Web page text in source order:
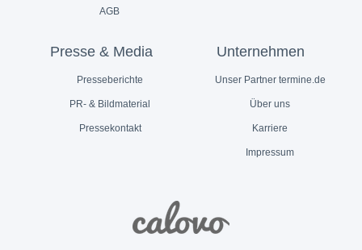
AGB
Presse & Media
Presseberichte
PR- & Bildmaterial
Pressekontakt
Unternehmen
Unser Partner termine.de
Über uns
Karriere
Impressum